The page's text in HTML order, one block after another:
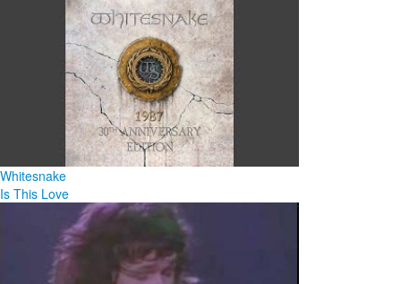
Whitesnake
Is This Love